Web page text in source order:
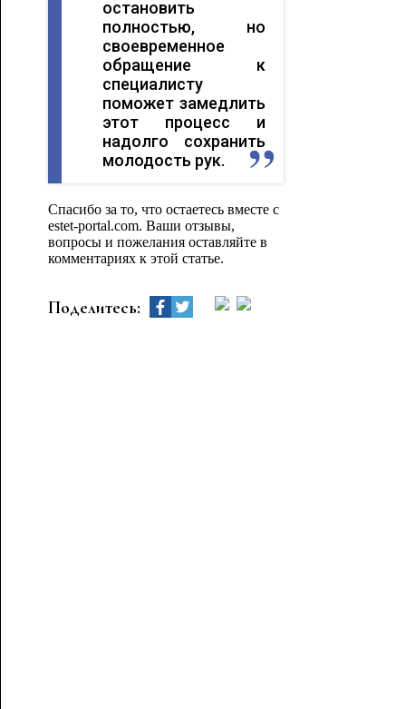
остановить
полностью, но
своевременное
обращение к
специалисту
поможет замедлить
этот процесс и
надолго сохранить
молодость рук.
Спасибо за то, что остаетесь вместе с
estet-portal.com. Ваши отзывы,
вопросы и пожелания оставляйте в
комментариях к этой статье.
Поделитесь: